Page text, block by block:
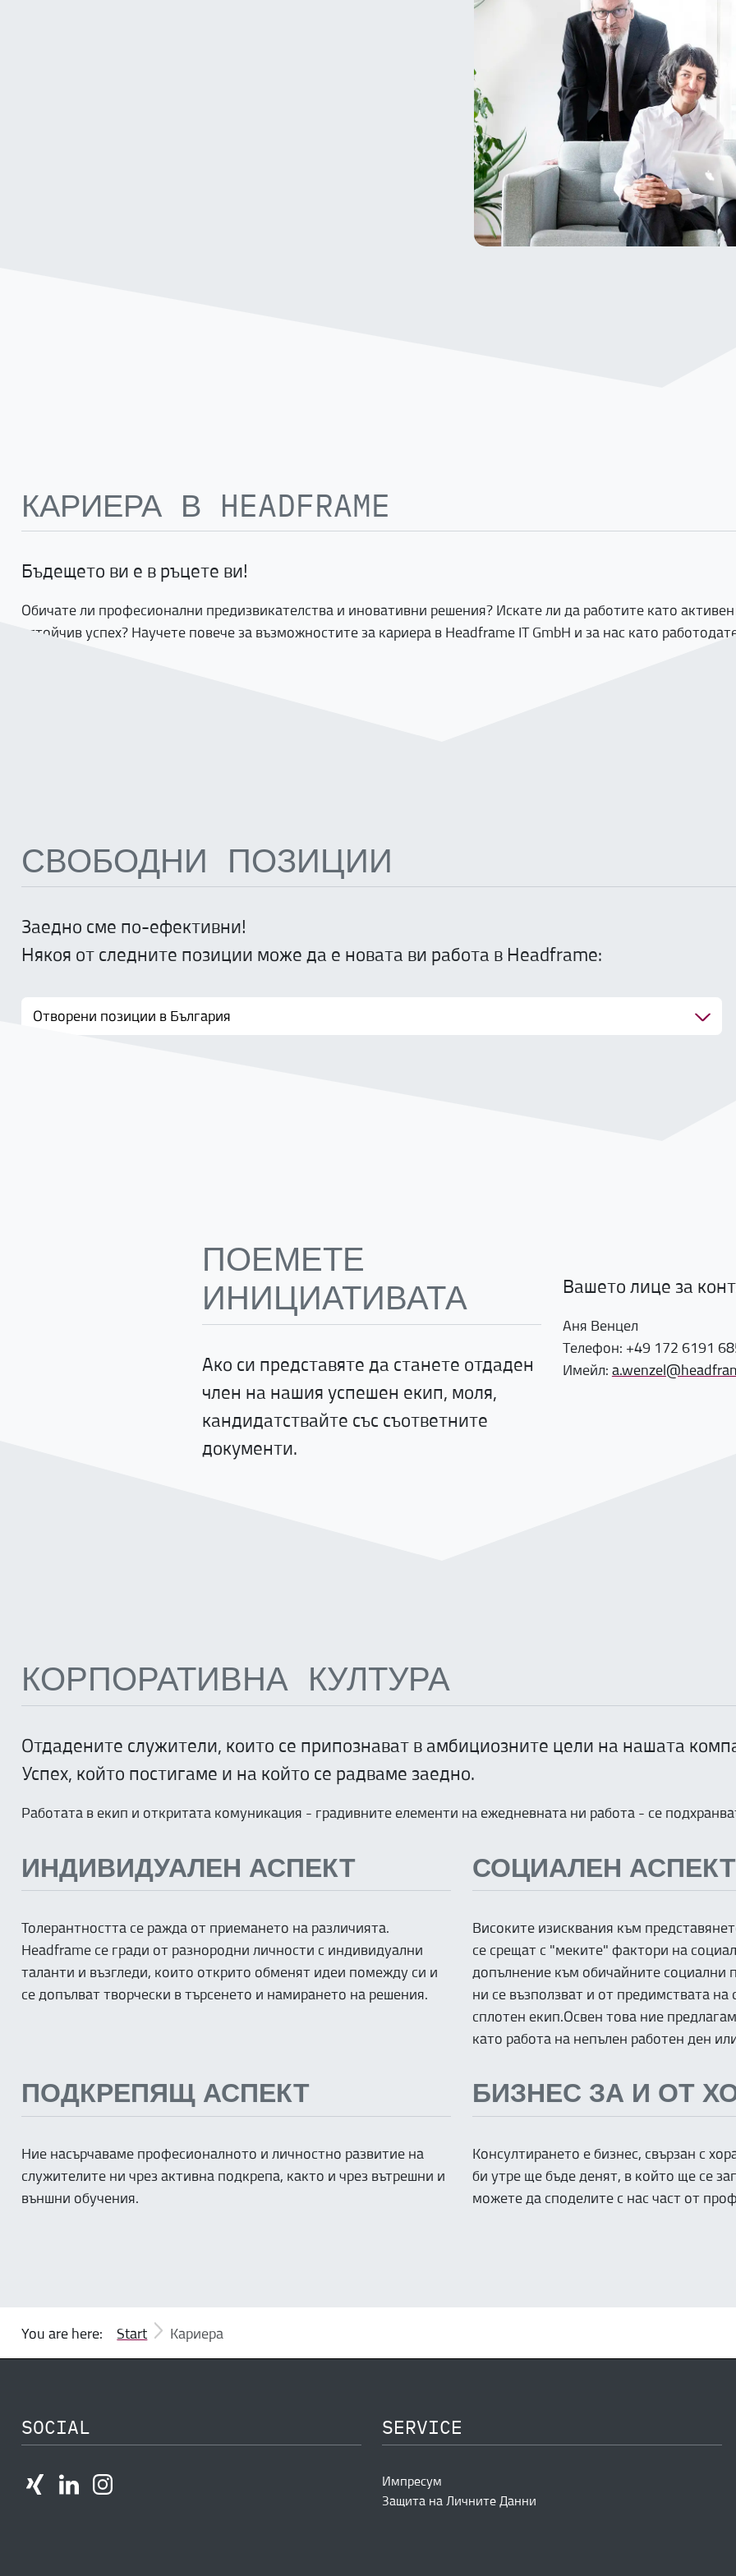
КАРИЕРА В HEADFRAME
Бъдещето ви е в ръцете ви!
Обичате ли професионални предизвикателства и иновативни решения? Искате ли да работите като активен
устойчив успех? Научете повече за възможностите за кариера в Headframe IT GmbH и за нас като
СВОБОДНИ ПОЗИЦИИ
Заедно сме по-ефективни!
Някоя от следните позиции може да е новата ви работа в Headframe:
Отворени позиции в България
ПОЕМЕТЕ
ИНИЦИАТИВАТА
Ако си представяте да станете отдаден
член на нашия успешен екип, моля,
кандидатствайте със съответните
документи.
Вашето лице за
Аня Венцел
Телефон: +49 172 6191
Имейл:
КОРПОРАТИВНА КУЛТУРА
Отдадените служители, които се припознават в амбициозните цели на нашата
Успех, който постигаме и на който се радваме заедно.
Работата в екип и откритата комуникация - градивните елементи на ежедневната ни работа - се
ИНДИВИДУАЛЕН АСПЕКТ
Толерантността се ражда от приемането на различията.
Headframe се гради от разнородни личности с индивидуални
таланти и възгледи, които открито обменят идеи помежду си и
се допълват творчески в търсенето и намирането на решения.
СОЦИАЛЕН АСПЕКТ
Високите изисквания към
се срещат с "меките" фактори на
допълнение към обичайните социални
ни се възползват и от предимствата
сплотен екип.Освен това ние
като работа на непълен работен ден
ПОДКРЕПЯЩ АСПЕКТ
Ние насърчаваме професионалното и личностно развитие на
служителите ни чрез активна подкрепа, както и чрез вътрешни и
външни обучения.
БИЗНЕС ЗА И ОТ
Консултирането е бизнес, свързан с
би утре ще бъде денят, в който ще се
можете да споделите с нас част от
You are here: Start Кариера
SOCIAL
LinkedInInstagram
SERVICE
Импресум
Защита на Личните Данни